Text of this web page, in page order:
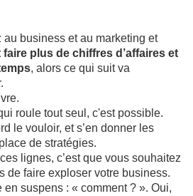
business et au marketing et
plus de chiffres d’affaires et
, alors ce qui suit va
roule tout seul, c'est possible.
le vouloir, et s’en donner les
de stratégies.
lignes, c’est que vous souhaitez
de faire exploser votre business.
en suspens : « comment ? ». Oui,